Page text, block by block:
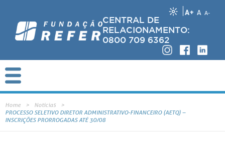
A+ A A-
CENTRAL DE
RELACIONAMENTO:
0800 709 6362
Home
Notícias
PROCESSO SELETIVO DIRETOR ADMINISTRATIVO-FINANCEIRO (AETQ) –
INSCRIÇÕES PRORROGADAS ATÉ 30/08